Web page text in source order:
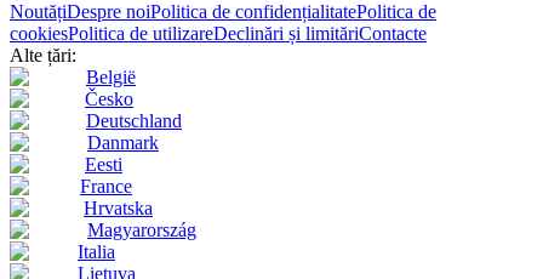
NoutățiDespre noiPolitica de confidențialitatePolitica de
cookiesPolitica de utilizareDeclinări și limităriContacte
Alte țări:
België
Česko
Deutschland
Danmark
Eesti
France
Hrvatska
Magyarország
Italia
Lietuva